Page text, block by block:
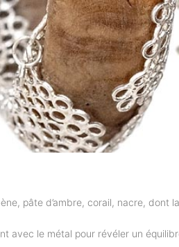
pâte d’ambre, corail, nacre, dont
avec le métal pour révéler un